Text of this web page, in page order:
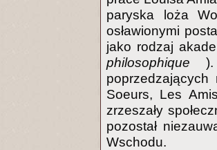
paryska loża
osławionymi
jako rodzaj
philosophique ).
Soeurs, Les
zrzeszały
pozostał
Wschodu.